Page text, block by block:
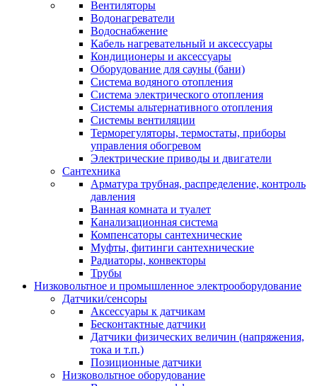
Вентиляторы
Водонагреватели
Водоснабжение
Кабель нагревательный и аксессуары
Кондиционеры и аксессуары
Оборудование для сауны (бани)
Система водяного отопления
Система электрического отопления
Системы альтернативного отопления
Системы вентиляции
Терморегуляторы, термостаты, приборы
управления обогревом
Электрические приводы и двигатели
Сантехника
Арматура трубная, распределение, контроль
давления
Ванная комната и туалет
Канализационная система
Компенсаторы сантехнические
Муфты, фитинги сантехнические
Радиаторы, конвекторы
Трубы
Низковольтное и промышленное электрооборудование
Датчики/сенсоры
Аксессуары к датчикам
Бесконтактные датчики
Датчики физических величин (напряжения,
тока и т.п.)
Позиционные датчики
Низковольтное оборудование